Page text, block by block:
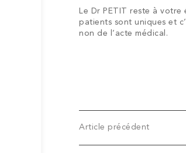
Le Dr PETIT reste à
patients sont uniques et
non de l’acte médical.
Article précédent